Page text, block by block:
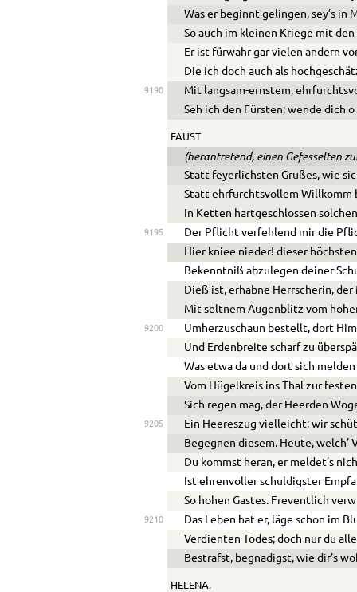
Was er beginnt gelingen, sey’s in
So auch im kleinen Kriege mit den
Er ist fürwahr gar vielen andern
Die ich doch auch als
9190
Mit langsam-ernstem,
Seh ich den Fürsten; wende dich
FAUST
(herantretend, einen Gefesselten
Statt feyerlichsten Grußes, wie
Statt ehrfurchtsvollem Willkomm
In Ketten hartgeschlossen
9195
Der Pflicht verfehlend mir die
Hier kniee nieder! dieser
Bekenntniß abzulegen deiner
Dieß ist, erhabne Herrscherin, der
Mit seltnem Augenblitz vom
9200
Umherzuschaun bestellt, dort
Und Erdenbreite scharf zu
Was etwa da und dort sich melden
Vom Hügelkreis ins Thal zur
Sich regen mag, der Heerden
9205
Ein Heereszug vielleicht; wir
Begegnen diesem. Heute, welch’
Du kommst heran, er meldet’s
Ist ehrenvoller schuldigster
So hohen Gastes. Freventlich
9210
Das Leben hat er, läge schon im
Verdienten Todes; doch nur du
Bestrafst, begnadigst, wie dir’s
HELENA.